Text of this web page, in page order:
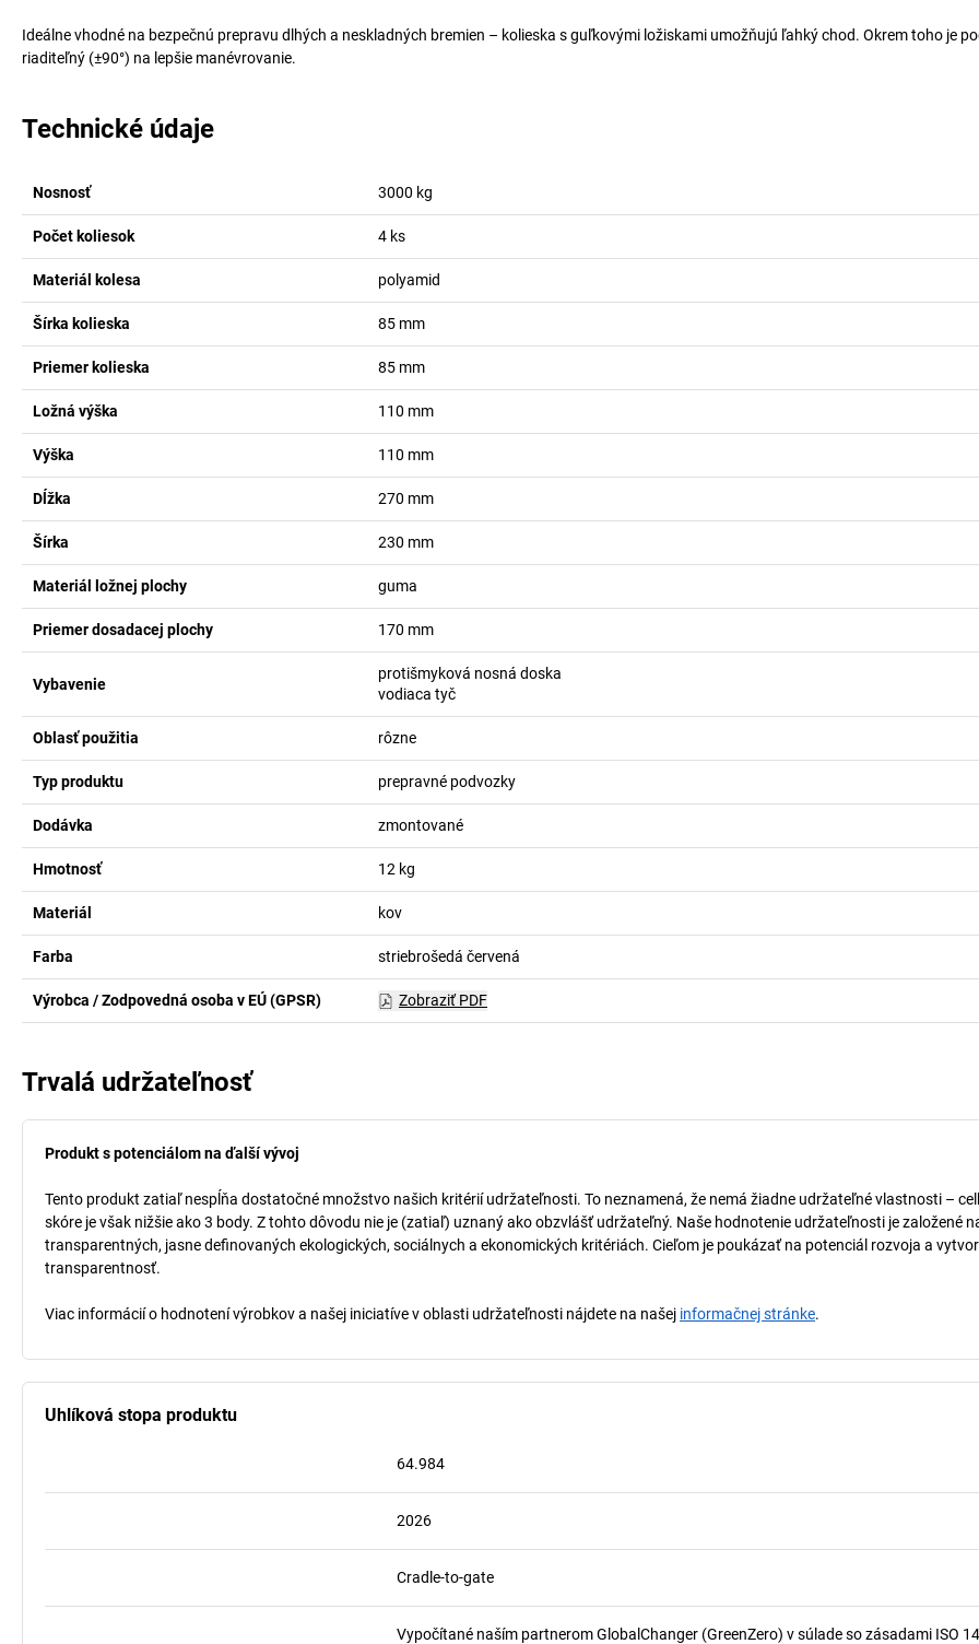
Ideálne vhodné na bezpečnú prepravu dlhých a neskladných bremien – kolieska s guľkovými ložiskami umožňujú ľahký chod. Okrem toho je
riaditeľný (±90°) na lepšie manévrovanie.
Technické údaje
Nosnosť 3000 kg
Počet koliesok 4 ks
Materiál kolesa polyamid
Šírka kolieska 85 mm
Priemer kolieska 85 mm
Ložná výška 110 mm
Výška 110 mm
Dĺžka 270 mm
Šírka 230 mm
Materiál ložnej plochy guma
Priemer dosadacej plochy 170 mm
Vybavenie
protišmyková nosná doska
vodiaca tyč
Oblasť použitia rôzne
Typ produktu prepravné podvozky
Dodávka zmontované
Hmotnosť 12 kg
Materiál kov
Farba striebrošedá červená
Výrobca / Zodpovedná osoba v EÚ (GPSR) Zobraziť PDF
Trvalá udržateľnosť
Produkt s potenciálom na ďalší vývoj
Tento produkt zatiaľ nespĺňa dostatočné množstvo našich kritérií udržateľnosti. To neznamená, že nemá žiadne udržateľné vlastnosti –
skóre je však nižšie ako 3 body. Z tohto dôvodu nie je (zatiaľ) uznaný ako obzvlášť udržateľný. Naše hodnotenie udržateľnosti je založené
transparentných, jasne definovaných ekologických, sociálnych a ekonomických kritériách. Cieľom je poukázať na potenciál rozvoja a
transparentnosť.
Viac informácií o hodnotení výrobkov a našej iniciatíve v oblasti udržateľnosti nájdete na našej informačnej stránke.
Uhlíková stopa produktu
64.984
2026
Cradle-to-gate
Vypočítané naším partnerom GlobalChanger (GreenZero) v súlade so zásadami ISO